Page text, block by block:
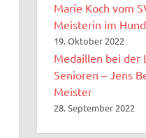
Marie Koch vom
Meisterin im
19. Oktober 2022
Medaillen bei der
Senioren – Jens
Meister
28. September 2022